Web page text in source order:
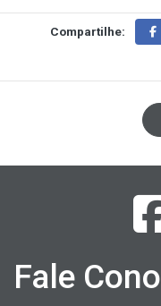
Compartilhe:
Fale